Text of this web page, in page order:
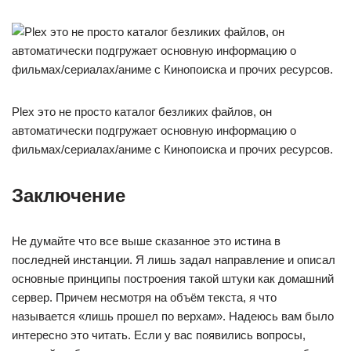
Plex это не просто каталог безликих файлов, он
автоматически подгружает основную информацию о
фильмах/сериалах/аниме с Кинопоиска и прочих ресурсов.
Заключение
Не думайте что все выше сказанное это истина в
последней инстанции. Я лишь задал направление и описал
основные принципы построения такой штуки как домашний
сервер. Причем несмотря на объём текста, я что
называется «лишь прошел по верхам». Надеюсь вам было
интересно это читать. Если у вас появились вопросы,